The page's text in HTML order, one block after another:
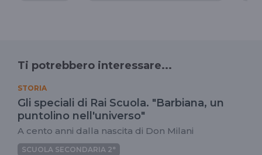
Ti potrebbero interessare...
STORIA
Gli speciali di Rai Scuola. "Barbiana, un
puntolino nell'universo"
A cento anni dalla nascita di Don Milani
SCUOLA SECONDARIA 2°